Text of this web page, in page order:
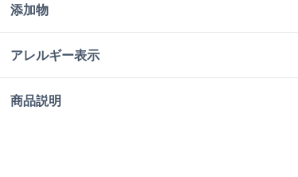
添加物
アレルギー表示
商品説明